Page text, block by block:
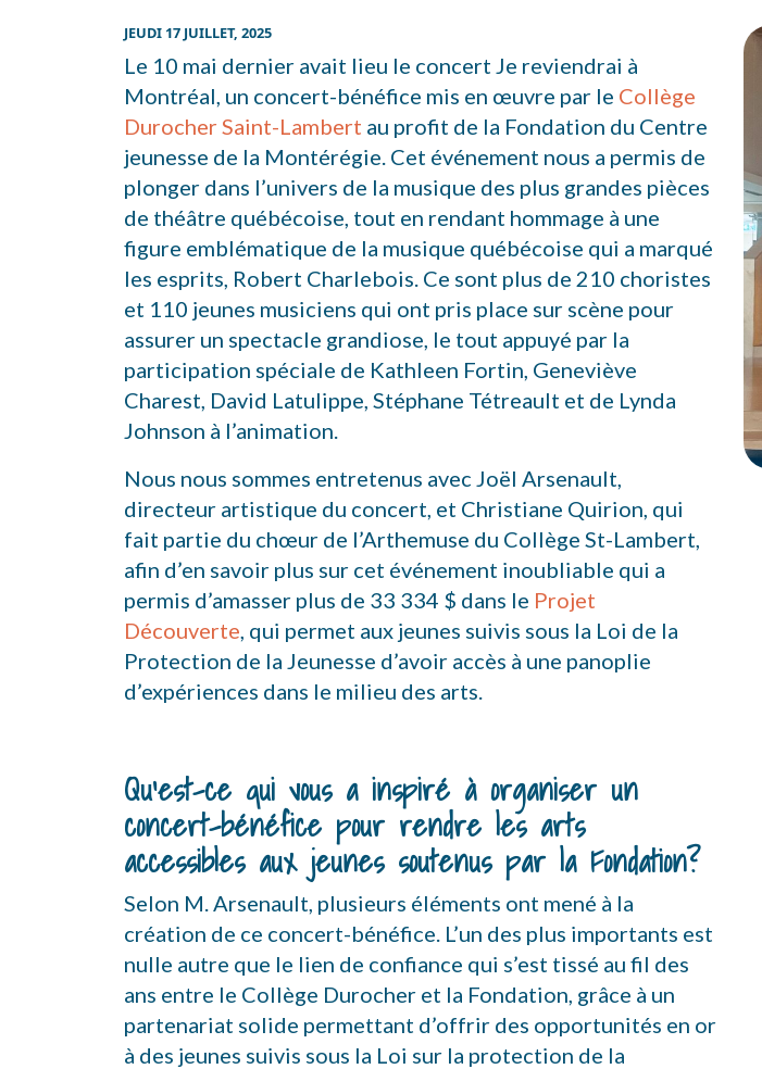
JEUDI 17 JUILLET, 2025
Le 10 mai dernier avait lieu le concert Je reviendrai à
Montréal, un concert-bénéfice mis en œuvre par le Collège
Durocher Saint-Lambert au profit de la Fondation du Centre
jeunesse de la Montérégie. Cet événement nous a permis de
plonger dans l’univers de la musique des plus grandes pièces
de théâtre québécoise, tout en rendant hommage à une
figure emblématique de la musique québécoise qui a marqué
les esprits, Robert Charlebois. Ce sont plus de 210 choristes
et 110 jeunes musiciens qui ont pris place sur scène pour
assurer un spectacle grandiose, le tout appuyé par la
participation spéciale de Kathleen Fortin, Geneviève
Charest, David Latulippe, Stéphane Tétreault et de Lynda
Johnson à l’animation.
Nous nous sommes entretenus avec Joël Arsenault,
directeur artistique du concert, et Christiane Quirion, qui
fait partie du chœur de l’Arthemuse du Collège St-Lambert,
afin d’en savoir plus sur cet événement inoubliable qui a
permis d’amasser plus de 33 334 $ dans le Projet
Découverte, qui permet aux jeunes suivis sous la Loi de la
Protection de la Jeunesse d’avoir accès à une panoplie
d’expériences dans le milieu des arts.
Qu’est-ce qui vous a inspiré à organiser un
concert-bénéfice pour rendre les arts
accessibles aux jeunes soutenus par la Fondation?
Selon M. Arsenault, plusieurs éléments ont mené à la
création de ce concert-bénéfice. L’un des plus importants est
nulle autre que le lien de confiance qui s’est tissé au fil des
ans entre le Collège Durocher et la Fondation, grâce à un
partenariat solide permettant d’offrir des opportunités en or
à des jeunes suivis sous la Loi sur la protection de la